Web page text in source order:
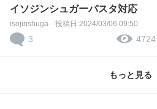
イソジンシュガーパスタ対応
isojinshuga- 投稿日:2024/03/06 09:50
3 4724
もっと見る